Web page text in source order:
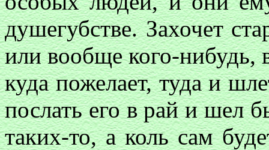
душегубстве. Захочет
или вообще кого-нибудь,
куда пожелает, туда и
послать его в рай и шел
таких-то, а коль сам